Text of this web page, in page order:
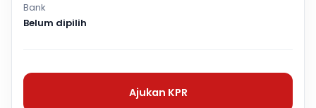
Bank
Belum dipilih
Ajukan KPR